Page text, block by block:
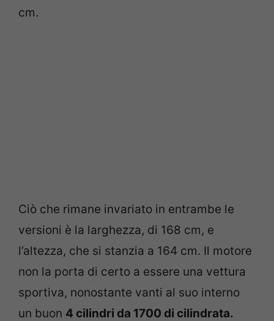
cm.
Ciò che rimane invariato in entrambe le
versioni è la larghezza, di 168 cm, e
l’altezza, che si stanzia a 164 cm. Il motore
non la porta di certo a essere una vettura
sportiva, nonostante vanti al suo interno
un buon 4 cilindri da 1700 di cilindrata.